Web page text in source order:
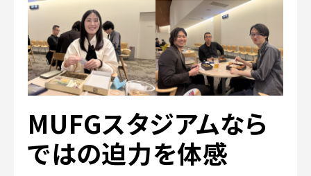
MUFGスタジアムなら
ではの迫力を体感